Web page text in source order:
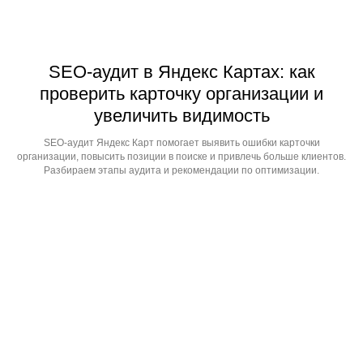
SEO-аудит в Яндекс Картах: как
проверить карточку организации и
увеличить видимость
SEO-аудит Яндекс Карт помогает выявить ошибки карточки
организации, повысить позиции в поиске и привлечь больше клиентов.
Разбираем этапы аудита и рекомендации по оптимизации.